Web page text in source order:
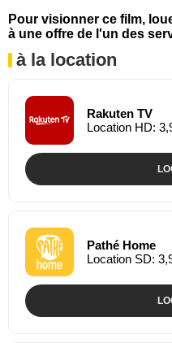
Pour visionner ce film,
à une offre de l'un des
à la location
Rakuten TV
Location HD:
Pathé Home
Location SD: